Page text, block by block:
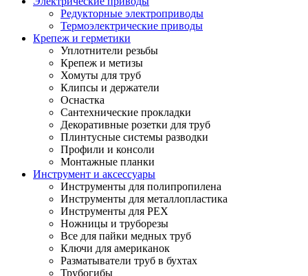
Редукторные электроприводы
Термоэлектрические приводы
Крепеж и герметики
Уплотнители резьбы
Крепеж и метизы
Хомуты для труб
Клипсы и держатели
Оснастка
Сантехнические прокладки
Декоративные розетки для труб
Плинтусные системы разводки
Профили и консоли
Монтажные планки
Инструмент и аксессуары
Инструменты для полипропилена
Инструменты для металлопластика
Инструменты для PEX
Ножницы и труборезы
Все для пайки медных труб
Ключи для американок
Разматыватели труб в бухтах
Трубогибы